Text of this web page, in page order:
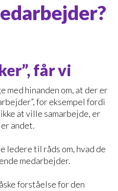
får vi
med hinanden om, at der er
for eksempel fordi
at ville samarbejde, er
andet.
ledere til råds om, hvad de
medarbejder.
forståelse for den